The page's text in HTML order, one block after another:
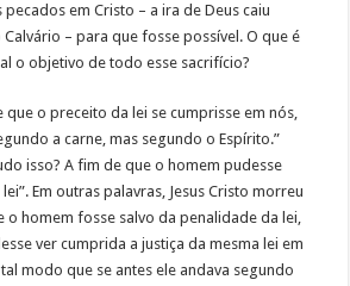
em Cristo – a ira de Deus caiu
Calvário – para que fosse possível. O que é
o objetivo de todo esse sacrifício?
que o preceito da lei se cumprisse em nós,
a carne, mas segundo o Espírito.”
isso? A fim de que o homem pudesse
Em outras palavras, Jesus Cristo morreu
o homem fosse salvo da penalidade da lei,
ver cumprida a justiça da mesma lei em
modo que se antes ele andava segundo